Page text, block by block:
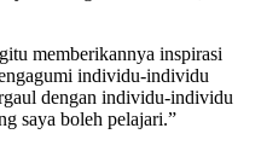
memberikannya inspirasi
individu-individu
dengan individu-individu
saya boleh pelajari.”